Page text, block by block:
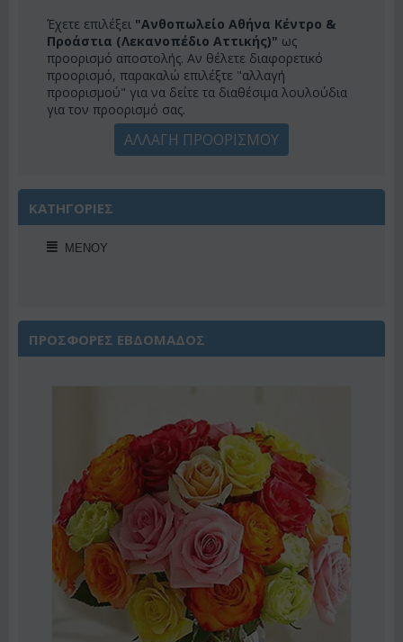
Έχετε επιλέξει "Ανθοπωλείο Αθήνα Κέντρο &
Προάστια (Λεκανοπέδιο Αττικής)" ως
προορισμό αποστολής. Αν θέλετε διαφορετικό
προορισμό, παρακαλώ επιλέξτε "αλλαγή
προορισμού" για να δείτε τα διαθέσιμα λουλούδια
για τον προορισμό σας.
ΑΛΛΑΓΗ ΠΡΟΟΡΙΣΜΟΥ
ΚΑΤΗΓΟΡΙΕΣ
ΜΕΝΟΎ
ΠΡΟΣΦΟΡΕΣ ΕΒΔΟΜΑΔΟΣ
Έκπτωση 22%